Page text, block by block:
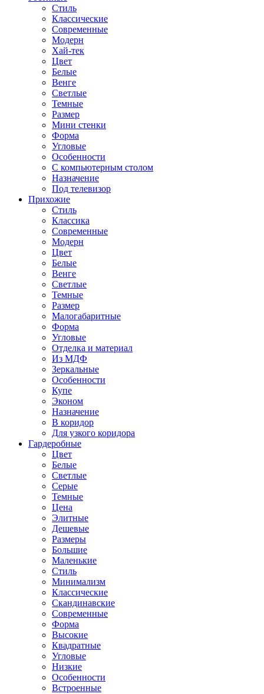
Стиль
Классические
Современные
Модерн
Хай-тек
Цвет
Белые
Венге
Светлые
Темные
Размер
Мини стенки
Форма
Угловые
Особенности
С компьютерным столом
Назначение
Под телевизор
Прихожие
Стиль
Классика
Современные
Модерн
Цвет
Белые
Венге
Светлые
Темные
Размер
Малогабаритные
Форма
Угловые
Отделка и материал
Из МДФ
Зеркальные
Особенности
Купе
Эконом
Назначение
В коридор
Для узкого коридора
Гардеробные
Цвет
Белые
Светлые
Серые
Темные
Цена
Элитные
Дешевые
Размеры
Большие
Маленькие
Стиль
Минимализм
Классические
Скандинавские
Современные
Форма
Высокие
Квадратные
Угловые
Низкие
Особенности
Встроенные